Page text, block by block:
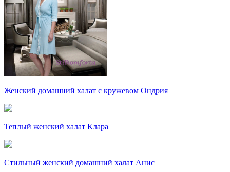
Женский домашний халат с кружевом Ондрия
Теплый женский халат Клара
Стильный женский домашний халат Анис